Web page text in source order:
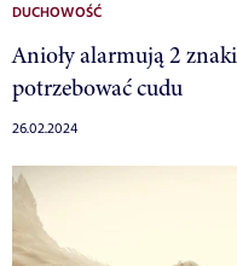
DUCHOWOŚĆ
Anioły alarmują 2
potrzebować cudu
26.02.2024